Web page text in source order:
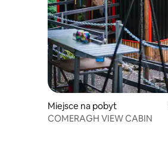
Miejsce na pobyt
COMERAGH VIEW CABIN